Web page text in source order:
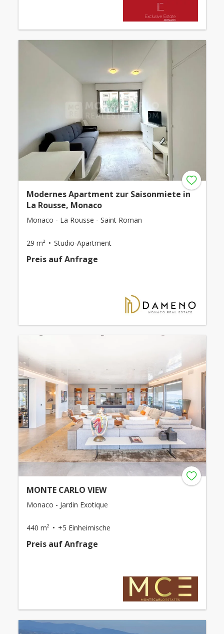
Modernes Apartment zur Saisonmiete in
La Rousse, Monaco
Monaco - La Rousse - Saint Roman
29 m² Studio-Apartment
Preis auf Anfrage
MONTE CARLO VIEW
Monaco - Jardin Exotique
440 m² +5 Einheimische
Preis auf Anfrage